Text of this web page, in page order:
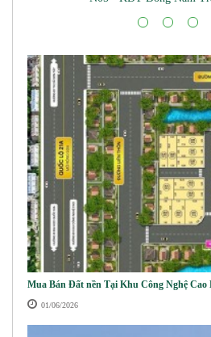
Mua Bán Đất nền Tại Khu Công Nghệ Cao
01/06/2026